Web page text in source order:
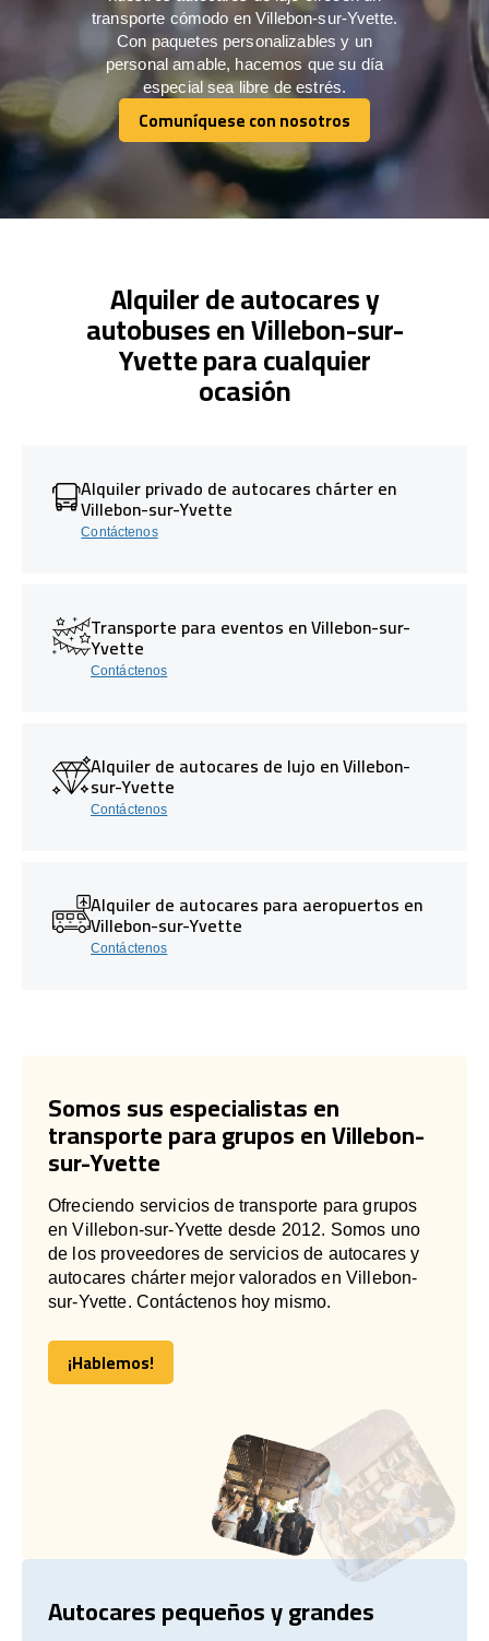
transporte cómodo en Villebon-sur-Yvette.
Con paquetes personalizables y un
personal amable, hacemos que su día
especial sea libre de estrés.
Comuníquese con nosotros
Comuníquese con nosotros
Alquiler de autocares y
autobuses en Villebon-sur-
Yvette para cualquier
ocasión
Alquiler privado de autocares chárter en
Villebon-sur-Yvette
Contáctenos
Transporte para eventos en Villebon-sur-
Yvette
Contáctenos
Alquiler de autocares de lujo en Villebon-
sur-Yvette
Contáctenos
Alquiler de autocares para aeropuertos en
Villebon-sur-Yvette
Contáctenos
Somos sus especialistas en
transporte para grupos en Villebon-
sur-Yvette
Ofreciendo servicios de transporte para grupos
en Villebon-sur-Yvette desde 2012. Somos uno
de los proveedores de servicios de autocares y
autocares chárter mejor valorados en Villebon-
sur-Yvette. Contáctenos hoy mismo.
¡Hablemos!
¡Hablemos!
Autocares pequeños y grandes